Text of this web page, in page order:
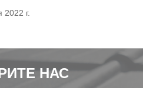
г.
НАС